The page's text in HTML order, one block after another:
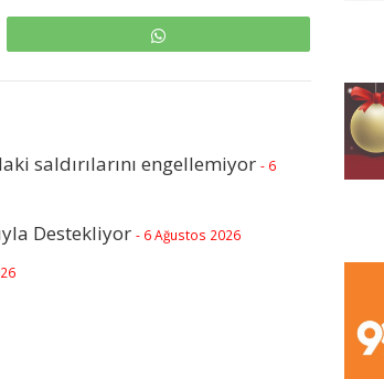
saldırılarını engellemiyor - 6
Destekliyor - 6 Ağustos 2026